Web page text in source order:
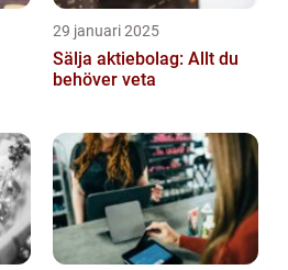
29 januari 2025
Sälja aktiebolag: Allt du
behöver veta